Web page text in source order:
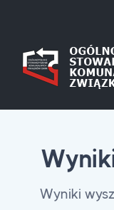
Wyniki